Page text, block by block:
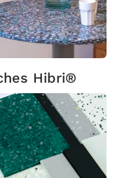
Hibri®